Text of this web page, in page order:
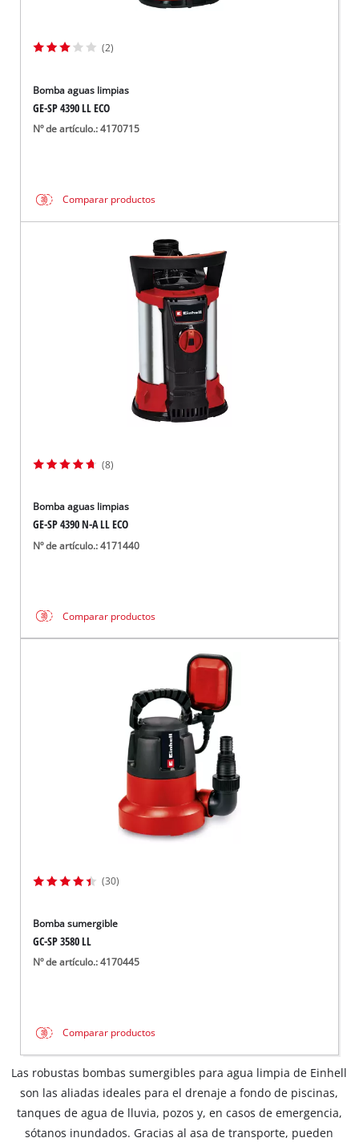
(2)
Bomba aguas limpias
GE-SP 4390 LL ECO
Nº de artículo.: 4170715
Comparar productos
(8)
Bomba aguas limpias
GE-SP 4390 N-A LL ECO
Nº de artículo.: 4171440
Comparar productos
(30)
Bomba sumergible
GC-SP 3580 LL
Nº de artículo.: 4170445
Comparar productos
Las robustas bombas sumergibles para agua limpia de Einhell
son las aliadas ideales para el drenaje a fondo de piscinas,
tanques de agua de lluvia, pozos y, en casos de emergencia,
sótanos inundados. Gracias al asa de transporte, pueden